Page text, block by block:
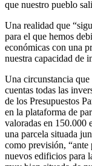
que nuestro pueblo
Una realidad que
para el que hemos
económicas con una
nuestra capacidad de
Una circunstancia
cuentas todas las
de los Presupuestos
en la plataforma de
valoradas en 150.000
una parcela situada
como previsión, “ante
nuevos edificios para